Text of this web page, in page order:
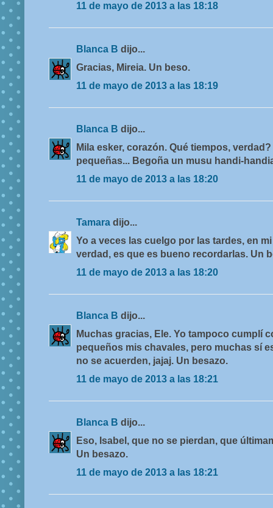
11 de mayo de 2013 a las 18:18
Blanca B dijo...
Gracias, Mireia. Un beso.
11 de mayo de 2013 a las 18:19
Blanca B dijo...
Mila esker, corazón. Qué tiempos,
pequeñas... Begoña un musu handi-
11 de mayo de 2013 a las 18:20
Tamara dijo...
Yo a veces las cuelgo por las tardes, en
verdad, es que es bueno recordarlas. Un
11 de mayo de 2013 a las 18:20
Blanca B dijo...
Muchas gracias, Ele. Yo tampoco cumplí
pequeños mis chavales, pero muchas sí
no se acuerden, jajaj. Un besazo.
11 de mayo de 2013 a las 18:21
Blanca B dijo...
Eso, Isabel, que no se pierdan, que
Un besazo.
11 de mayo de 2013 a las 18:21